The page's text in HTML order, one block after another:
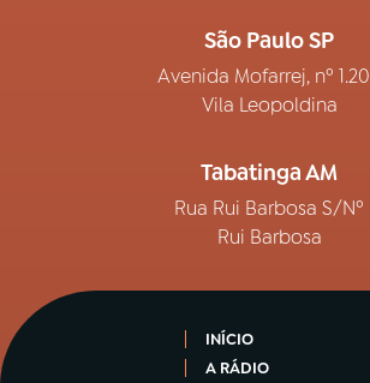
São Paulo SP
Avenida Mofarrej, nº
Vila Leopoldina
Tabatinga AM
Rua Rui Barbosa S/Nº
Rui Barbosa
INÍCIO
A RÁDIO